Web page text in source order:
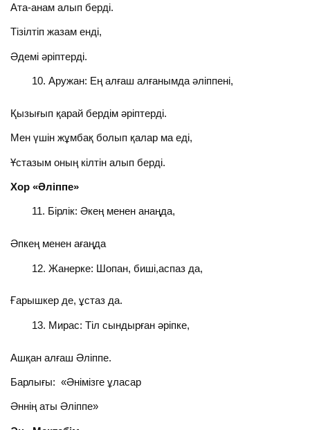
Ата-анам алып берді.
Тізілтіп жазам енді,
Әдемі әріптерді.
Аружан: Ең алғаш алғанымда әліппені,
Қызығып қарай бердім әріптерді.
Мен үшін жұмбақ болып қалар ма еді,
Ұстазым оның кілтін алып берді.
Хор «Әліппе»
Бірлік: Әкең менен анаңда,
Әпкең менен ағаңда
Жанерке: Шопан, биші,аспаз да,
Ғарышкер де, ұстаз да.
Мирас: Тіл сындырған әріпке,
Ашқан алғаш Әліппе.
Барлығы: «Әнімізге ұласар
Әннің аты Әліппе»